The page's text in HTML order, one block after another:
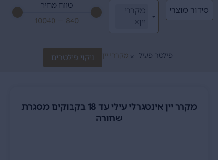
מקררי
יין×
טווח מחיר
840
—
10040
פילטר פעיל מקררי יין × ניקוי פילטרים
מקרר יין אינטגרלי עילי עד 18 בקבוקים מסגרת
שחורה